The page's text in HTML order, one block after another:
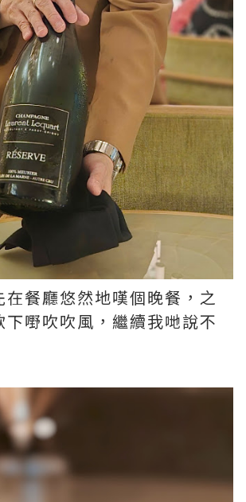
在餐廳悠然地嘆個晚餐，之
下嘢吹吹風，繼續我哋說不